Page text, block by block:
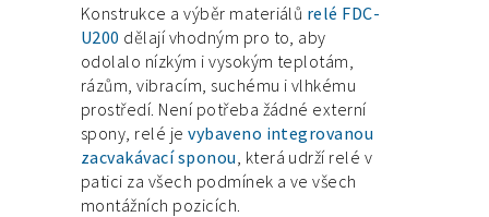
Konstrukce a výběr materiálů relé FDC-
U200 dělají vhodným pro to, aby
odolalo nízkým i vysokým teplotám,
rázům, vibracím, suchému i vlhkému
prostředí. Není potřeba žádné externí
spony, relé jevybaveno integrovanou
zacvakávací sponou , která udrží relé v
patici za všech podmínek a ve všech
montážních pozicích.